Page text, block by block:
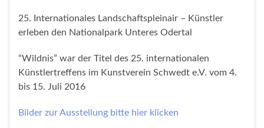
25. Internationales Landschaftspleinair – Künstler
erleben den Nationalpark Unteres Odertal
“Wildnis” war der Titel des 25. internationalen
Künstlertreffens im Kunstverein Schwedt e.V. vom 4.
bis 15. Juli 2016
Bilder zur Ausstellung bitte hier klicken